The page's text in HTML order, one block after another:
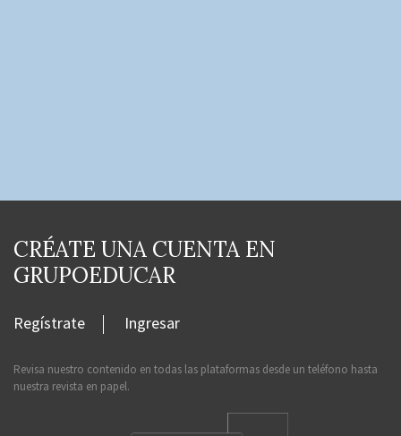
CRÉATE UNA CUENTA EN
GRUPOEDUCAR
Regístrate Ingresar
Revisa nuestro contenido en todas las plataformas desde un teléfono hasta
nuestra revista en papel.